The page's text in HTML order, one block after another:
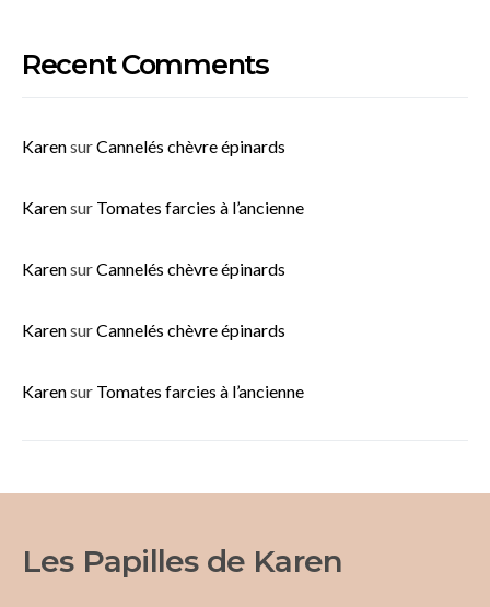
Recent Comments
KarensurCannelés chèvre épinards
Karensur Tomates farcies à l’ancienne
KarensurCannelés chèvre épinards
KarensurCannelés chèvre épinards
Karensur Tomates farcies à l’ancienne
Les Papilles de Karen